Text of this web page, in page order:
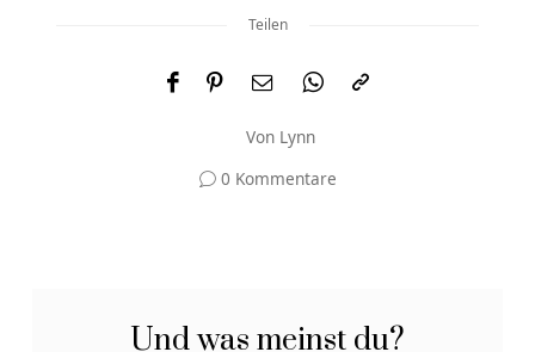
Teilen
Von Lynn
0 Kommentare
Und was meinst du?